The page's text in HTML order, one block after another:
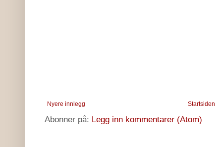
Nyere innlegg Startsiden
Abonner på: Legg inn kommentarer (Atom)